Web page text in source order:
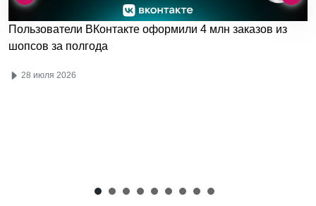
Пользователи ВКонтакте оформили 4 млн заказов из
шопсов за полгода
28 июля 2026